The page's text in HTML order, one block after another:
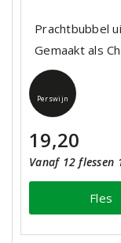
Prachtbubbel
Gemaakt als
Perswijn
19,20
Vanaf 12 flessen
Fles